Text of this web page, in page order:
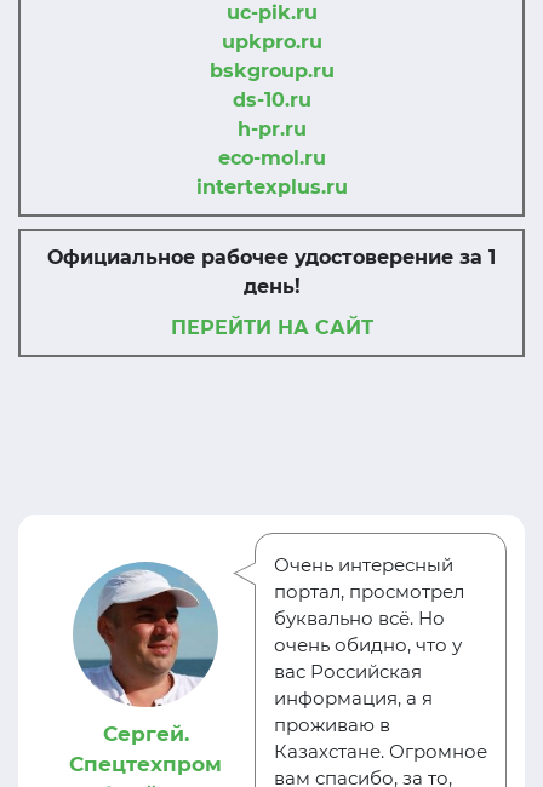
uc-pik.ru
upkpro.ru
bskgroup.ru
ds-10.ru
h-pr.ru
eco-mol.ru
intertexplus.ru
Официальное рабочее удостоверение за 1
день!
ПЕРЕЙТИ НА САЙТ
Сергей.
Спецтехпром
Очень интересный
портал, просмотрел
буквально всё. Но
очень обидно, что у
вас Российская
информация, а я
проживаю в
Казахстане. Огромное
вам спасибо, за то,